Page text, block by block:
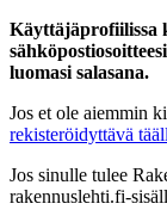
Käyttäjäprofiilissa
luomasi salasana.
Jos et ole aiemmin
rekisteröidyttävä
Jos sinulle tulee
rakennuslehti.fi-